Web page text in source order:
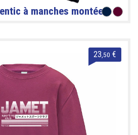
à manches montées
23 ,50 €